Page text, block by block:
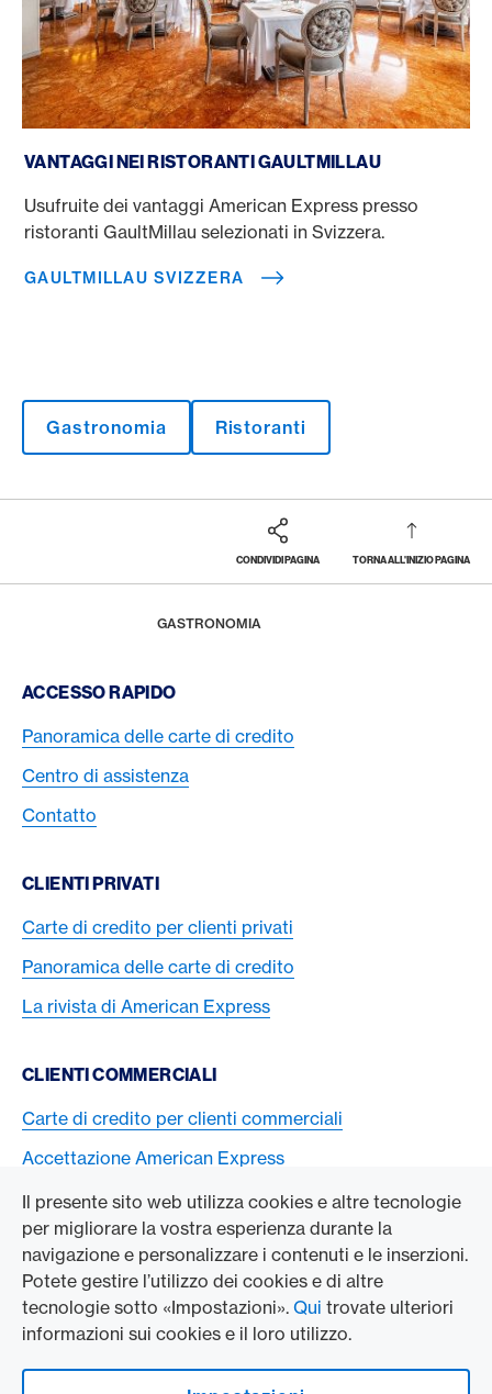
Il presente sito web utilizza cookies e altre tecnologie
per migliorare la vostra esperienza durante la
navigazione e personalizzare i contenuti e le inserzioni.
Potete gestire l’utilizzo dei cookies e di altre
tecnologie sotto «Impostazioni». Qui trovate ulteriori
informazioni sui cookies e il loro utilizzo.
VANTAGGI NEI RISTORANTI GAULTMILLAU
Usufruite dei vantaggi American Express presso
ristoranti GaultMillau selezionati in Svizzera.
GAULTMILLAU SVIZZERA
Gastronomia Ristoranti
CONDIVIDI PAGINA TORNA ALL'INIZIO PAGINA
Footer
GASTRONOMIA
Footer Navigation
ACCESSO RAPIDO
Panoramica delle carte di credito
Centro di assistenza
Contatto
CLIENTI PRIVATI
Carte di credito per clienti privati
Panoramica delle carte di credito
La rivista di American Express
CLIENTI COMMERCIALI
Carte di credito per clienti commerciali
Accettazione American Express
L’AZIENDA
Swisscard AECS GmbH
American Express Globale
Contact & Social channels